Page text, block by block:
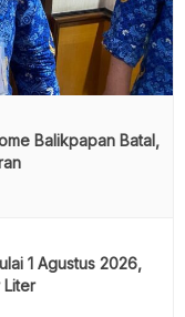
Balikpapan Batal,
1 Agustus 2026,
Liter